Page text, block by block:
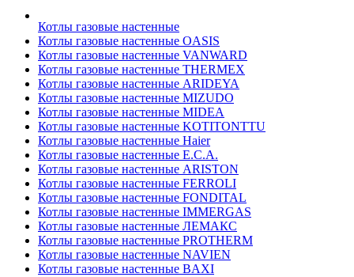
Котлы газовые настенные
Котлы газовые настенные OASIS
Котлы газовые настенные VANWARD
Котлы газовые настенные THERMEX
Котлы газовые настенные ARIDEYA
Котлы газовые настенные MIZUDO
Котлы газовые настенные MIDEA
Котлы газовые настенные KOTITONTTU
Котлы газовые настенные Haier
Котлы газовые настенные E.C.A.
Котлы газовые настенные ARISTON
Котлы газовые настенные FERROLI
Котлы газовые настенные FONDITAL
Котлы газовые настенные IMMERGAS
Котлы газовые настенные ЛЕМАКС
Котлы газовые настенные PROTHERM
Котлы газовые настенные NAVIEN
Котлы газовые настенные BAXI